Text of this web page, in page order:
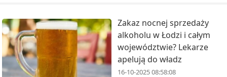
Zakaz nocnej sprzedaży
alkoholu w Łodzi i całym
województwie? Lekarze
apelują do władz
16-10-2025 08:58:08